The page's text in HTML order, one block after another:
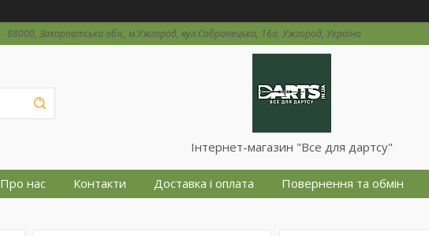
88000, Закарпатська обл., м.Ужгород, вул.Собранецька, 16а, Ужгород, Україна
Інтернет-магазин "Все для дартсу"
Про нас Контакти Доставка і оплата Повернення та обмін